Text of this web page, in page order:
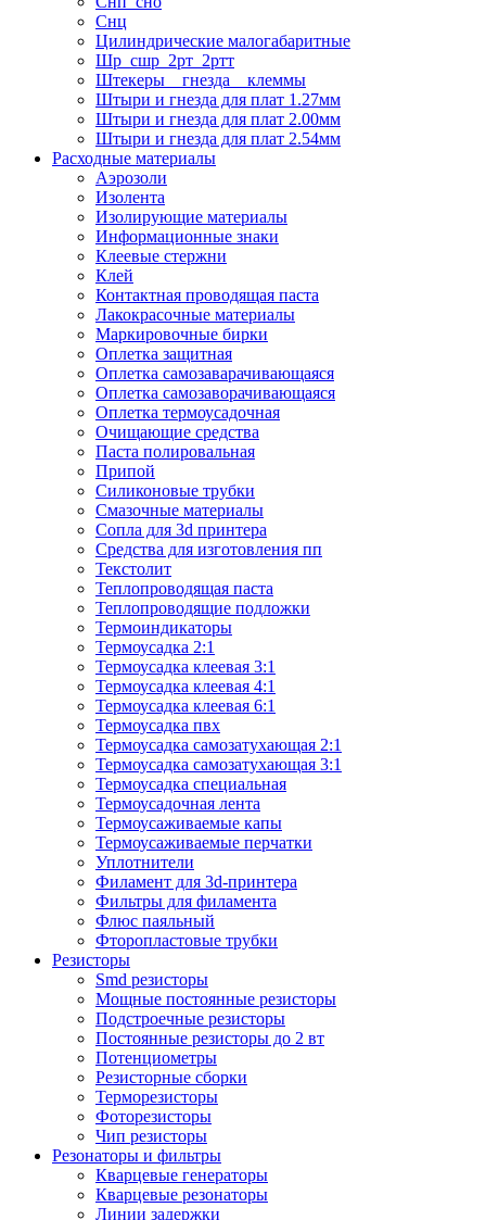
Снц
Цилиндрические малогабаритные
Шр_сшр_2рт_2ртт
Штекеры _ гнезда _ клеммы
Штыри и гнезда для плат 1.27мм
Штыри и гнезда для плат 2.00мм
Штыри и гнезда для плат 2.54мм
Расходные материалы
Аэрозоли
Изолента
Изолирующие материалы
Информационные знаки
Клеевые стержни
Клей
Контактная проводящая паста
Лакокрасочные материалы
Маркировочные бирки
Оплетка защитная
Оплетка самозаварачивающаяся
Оплетка самозаворачивающаяся
Оплетка термоусадочная
Очищающие средства
Паста полировальная
Припой
Силиконовые трубки
Смазочные материалы
Сопла для 3d принтера
Средства для изготовления пп
Текстолит
Теплопроводящая паста
Теплопроводящие подложки
Термоиндикаторы
Термоусадка 2:1
Термоусадка клеевая 3:1
Термоусадка клеевая 4:1
Термоусадка клеевая 6:1
Термоусадка пвх
Термоусадка самозатухающая 2:1
Термоусадка самозатухающая 3:1
Термоусадка специальная
Термоусадочная лента
Термоусаживаемые капы
Термоусаживаемые перчатки
Уплотнители
Филамент для 3d-принтера
Фильтры для филамента
Флюс паяльный
Фторопластовые трубки
Резисторы
Smd резисторы
Мощные постоянные резисторы
Подстроечные резисторы
Постоянные резисторы до 2 вт
Потенциометры
Резисторные сборки
Терморезисторы
Фоторезисторы
Чип резисторы
Резонаторы и фильтры
Кварцевые генераторы
Кварцевые резонаторы
Линии задержки